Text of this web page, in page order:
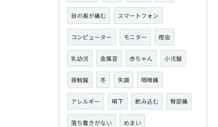
目の奥が痛む スマートフォン
コンピューター モニター 疳虫
乳幼児 金属音 赤ちゃん 小児鍼
接触鍼 冬 失調 咽喉痛
アレルギー 嚥下 飲み込む 臀部痛
落ち着きがない めまい